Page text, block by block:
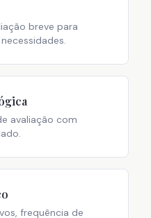
breve para
avaliação com
frequência de